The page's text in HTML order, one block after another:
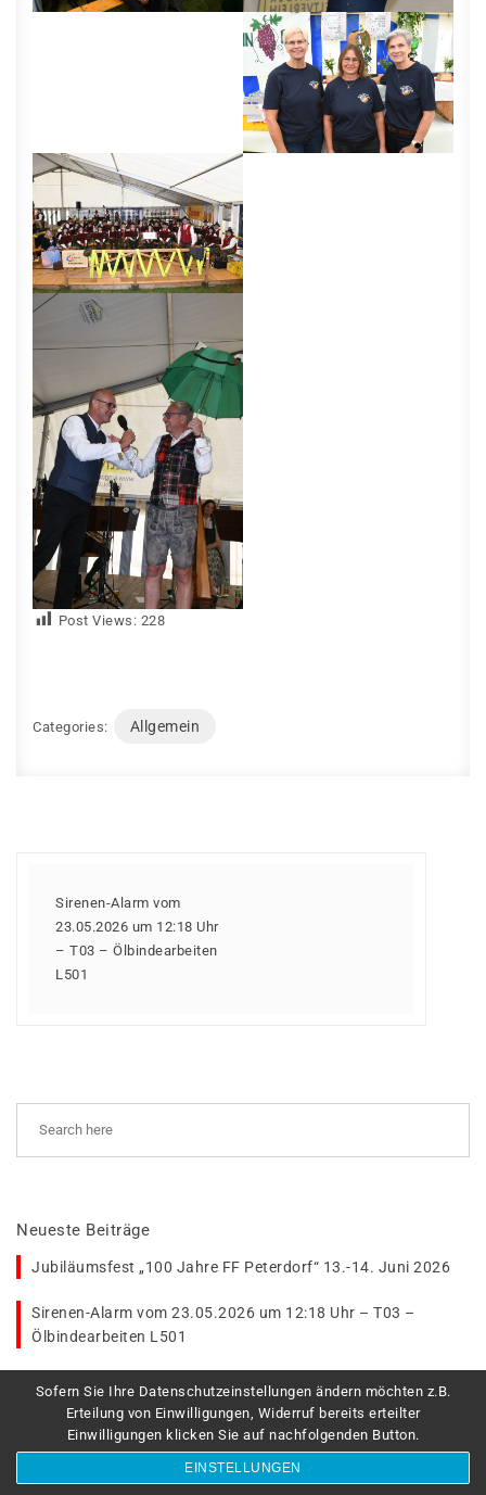
Post Views: 228
Categories: Allgemein
Sirenen-Alarm vom
23.05.2026 um 12:18 Uhr
– T03 – Ölbindearbeiten
L501
Neueste Beiträge
Jubiläumsfest „100 Jahre FF Peterdorf“ 13.-14. Juni 2026
Sirenen-Alarm vom 23.05.2026 um 12:18 Uhr – T03 –
Ölbindearbeiten L501
Einsatz Waldbrand Eisbach-Rein April 2026
Ball der Feuerwehren 2026
Sirenen-Alarm vom 09. Jänner 2026 um 10:54 Uhr – T04
Sofern Sie Ihre Datenschutzeinstellungen ändern möchten z.B.
Erteilung von Einwilligungen, Widerruf bereits erteilter
Einwilligungen klicken Sie auf nachfolgenden Button.
EINSTELLUNGEN